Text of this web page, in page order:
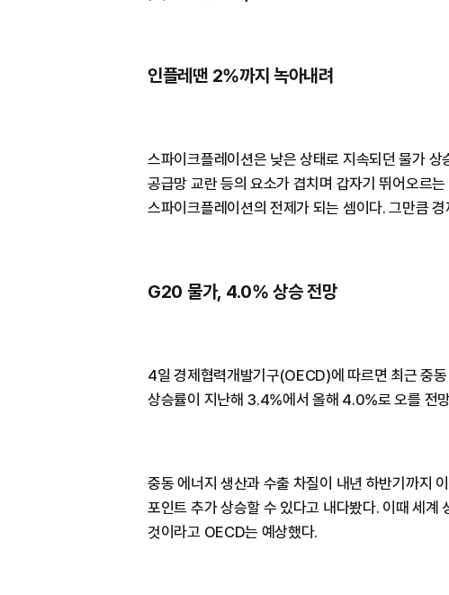
인플레땐 2%까지 녹아내려
스파이크플레이션은 낮은 상태로 지속되던 물가
공급망 교란 등의 요소가 겹치며 갑자기 뛰어오르
스파이크플레이션의 전제가 되는 셈이다. 그만큼
G20 물가, 4.0% 상승 전망
4일 경제협력개발기구(OECD)에 따르면 최근 중
상승률이 지난해 3.4%에서 올해 4.0%로 오를 전
중동 에너지 생산과 수출 차질이 내년 하반기까지
포인트 추가 상승할 수 있다고 내다봤다. 이때 세
것이라고 OECD는 예상했다.